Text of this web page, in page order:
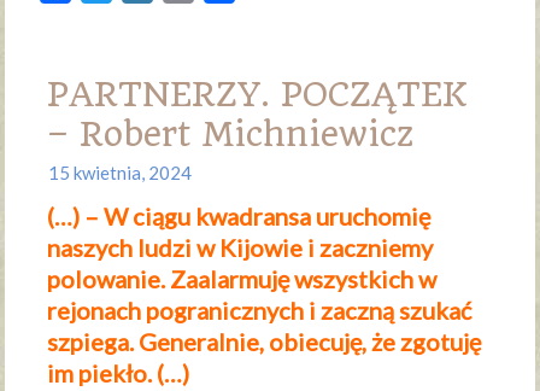
PARTNERZY. POCZĄTEK
– Robert Michniewicz
15 kwietnia, 2024
(…) – W ciągu kwadransa uruchomię
naszych ludzi w Kijowie i zaczniemy
polowanie. Zaalarmuję wszystkich w
rejonach pogranicznych i zaczną szukać
szpiega. Generalnie, obiecuję, że zgotuję
im piekło. (…)